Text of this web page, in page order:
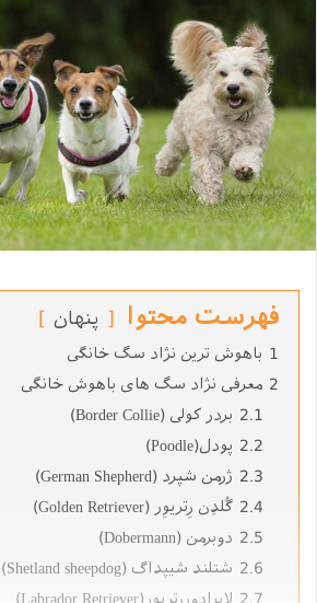
فهرست محتوا پنهان
1 باهوش ترین نژاد سگ خانگی
2 معرفی نژاد سگ های باهوش خانگی
2.1 بردر كولی (Border Collie)
2.2 پودل(Poodle)
2.3 ژرمن شپرد (German Shepherd)
2.4 گُلدِن رِتریوِر (Golden Retriever)
2.5 دوبرمن (Dobermann)
2.6 شتلند شیپداگ (Shetland sheepdog)